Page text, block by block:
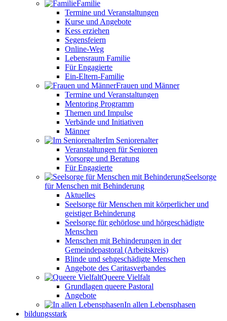
Familie
Termine und Veranstaltungen
Kurse und Angebote
Kess erziehen
Segensfeiern
Online-Weg
Lebensraum Familie
Für Engagierte
Ein-Eltern-Familie
Frauen und Männer
Termine und Veranstaltungen
Mentoring Programm
Themen und Impulse
Verbände und Initiativen
Männer
Im Seniorenalter
Veranstaltungen für Senioren
Vorsorge und Beratung
Für Engagierte
Seelsorge
für Menschen mit Behinderung
Aktuelles
Seelsorge für Menschen mit körperlicher und
geistiger Behinderung
Seelsorge für gehörlose und hörgeschädigte
Menschen
Menschen mit Behinderungen in der
Gemeindepastoral (Arbeitskreis)
Blinde und sehgeschädigte Menschen
Angebote des Caritasverbandes
Queere Vielfalt
Grundlagen queere Pastoral
Angebote
In allen Lebensphasen
bildungsstark